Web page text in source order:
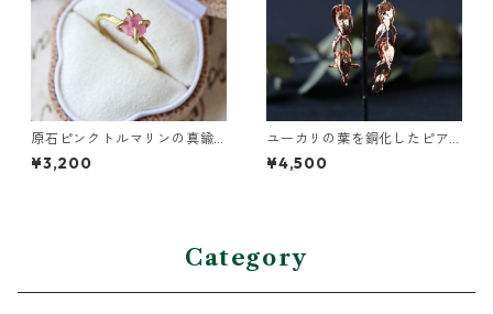
原石ピンクトルマリンの真鍮
リング
¥3,200
ユーカリの葉を銅化したピア
ス
¥4,500
Category